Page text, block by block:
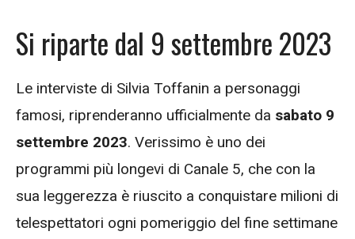
Si riparte dal 9 settembre 2023
Le interviste di Silvia Toffanin a personaggi
famosi, riprenderanno ufficialmente da sabato 9
settembre 2023. Verissimo è uno dei
programmi più longevi di Canale 5, che con la
sua leggerezza è riuscito a conquistare milioni di
telespettatori ogni pomeriggio del fine settimane